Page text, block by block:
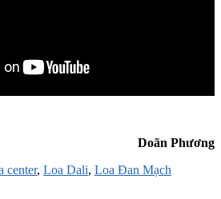
Doãn Phương
center, Loa Dali, Loa Đan Mạch